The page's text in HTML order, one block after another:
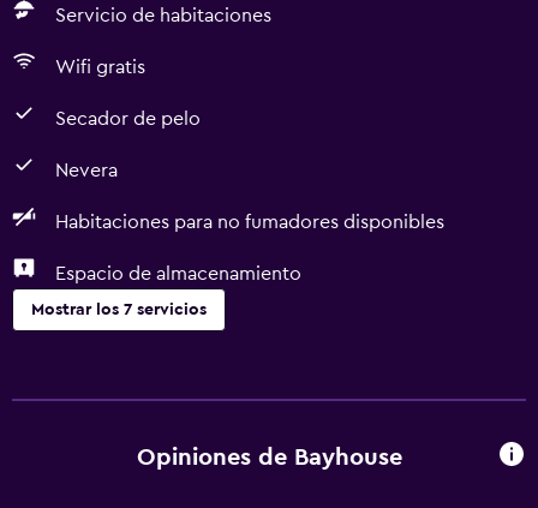
Servicio de habitaciones
Wifi gratis
Secador de pelo
Nevera
Habitaciones para no fumadores disponibles
Espacio de almacenamiento
Mostrar los 7 servicios
Restaurante
Opiniones de Bayhouse